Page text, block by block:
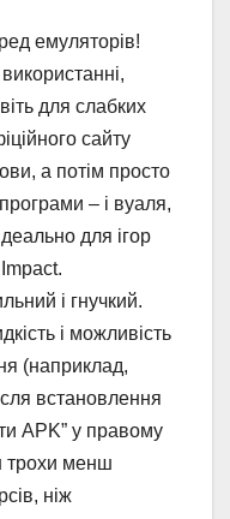
емуляторів!
для слабких
сайту
а потім просто
– і вуаля,
для ігор
і гнучкий.
і можливість
(наприклад,
встановлення
APK” у правому
трохи менш
ніж